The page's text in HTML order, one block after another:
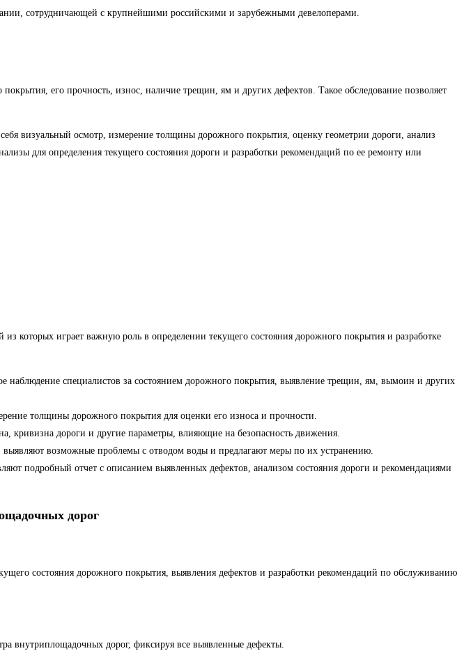
сотрудничающей с крупнейшими российскими и зарубежными девелоперами.
его прочность, износ, наличие трещин, ям и других дефектов. Такое обследование позволяет
визуальный осмотр, измерение толщины дорожного покрытия, оценку геометрии дороги, анализ
для определения текущего состояния дороги и разработки рекомендаций по ее ремонту или
которых играет важную роль в определении текущего состояния дорожного покрытия и разработке
наблюдение специалистов за состоянием дорожного покрытия, выявление трещин, ям, вымоин и других
толщины дорожного покрытия для оценки его износа и прочности.
кривизна дороги и другие параметры, влияющие на безопасность движения.
возможные проблемы с отводом воды и предлагают меры по их устранению.
подробный отчет с описанием выявленных дефектов, анализом состояния дороги и рекомендациями
дорог
состояния дорожного покрытия, выявления дефектов и разработки рекомендаций по обслуживанию
внутриплощадочных дорог, фиксируя все выявленные дефекты.